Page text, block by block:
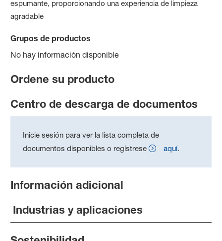
espumante, proporcionando una experiencia de limpieza
agradable
Grupos de productos
No hay información disponible
Ordene su producto
Centro de descarga de documentos
Inicie sesión para ver la lista completa de
documentos disponibles o regístrese
aquí.
Información adicional
Industrias y aplicaciones